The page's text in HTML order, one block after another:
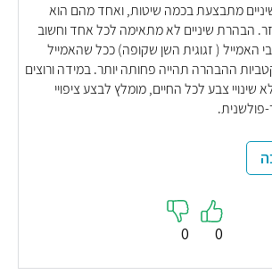
מתבצעת בכמה שיטות, ואחד מהם הוא
הבהרת שיניים לא מתאימה לכל אחד וחשוב
האמייל ( זגוגית השן שקופה) ככל שהאמייל
ההבהרה תהייה פחותה יותר. במידה ורוצים
צבע לכל החיים, מומלץ לבצע ציפויי
פולשנית.
0
0